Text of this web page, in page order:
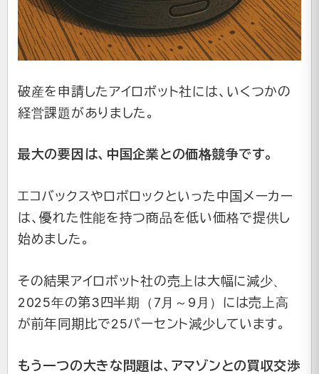
破産を申請したアイロボット社には、いくつかの
経営課題がありました。
最大の要因は、中国企業との価格競争です。
エコバックスやロボロックといった中国メーカー
は、優れた性能を持つ商品を低い価格で提供し
始めました。
その結果アイロボット社の売上は大幅に減少、
2025年の第3四半期（7月～9月）には売上高
が前年同期比で25パーセント減少しています。
もう一つの大きな問題は、アマゾンとの買収交渉